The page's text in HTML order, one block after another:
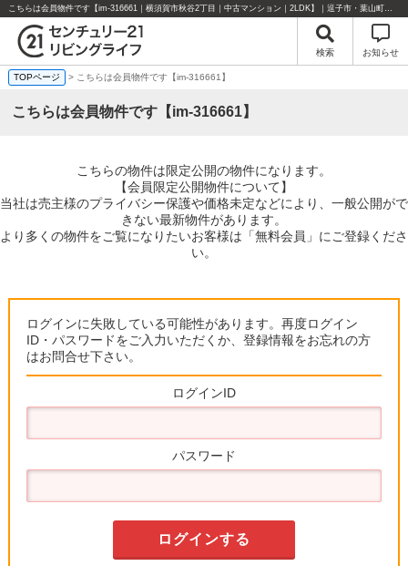
こちらは会員物件です【im-316661｜横須賀市秋谷2丁目｜中古マンション｜2LDK】｜逗子市・葉山町・湘南エリアの不動産のことならセンチュリー21リビングライフにお任せください！
検索 お知らせ
TOPページ > こちらは会員物件です【im-316661】
こちらは会員物件です【im-316661】
こちらの物件は限定公開の物件になります。
【会員限定公開物件について】
当社は売主様のプライバシー保護や価格未定などにより、一般公開がで
きない最新物件があります。
より多くの物件をご覧になりたいお客様は「無料会員」にご登録くださ
い。
ログインに失敗している可能性があります。再度ログイン
ID・パスワードをご入力いただくか、登録情報をお忘れの方
はお問合せ下さい。
ログインID
パスワード